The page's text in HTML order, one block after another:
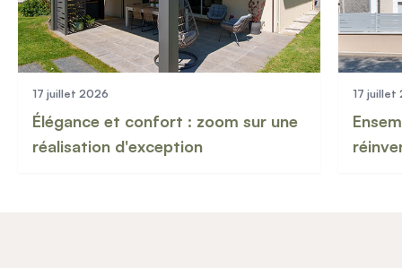
17 juillet 2026
Élégance et confort : zoom sur une
réalisation d'exception
17 juillet